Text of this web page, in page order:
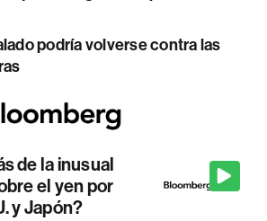
podría volverse contra las
de la inusual
el yen por
y Japón?